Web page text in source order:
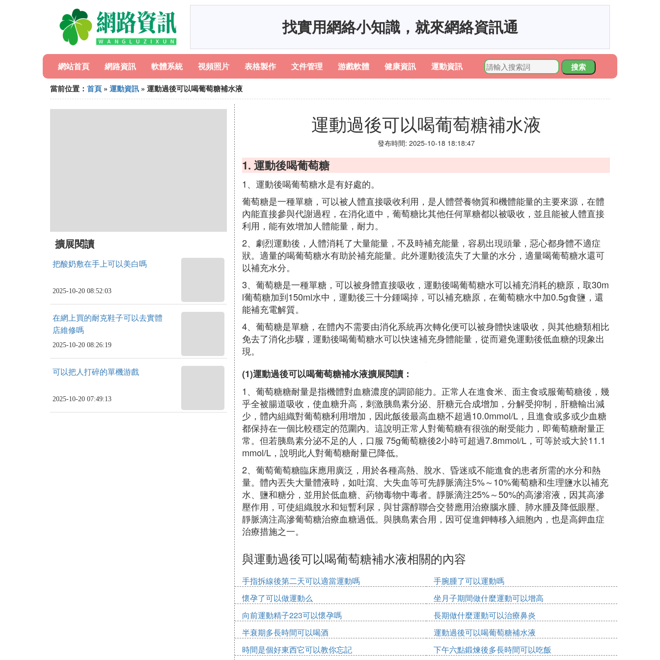
找實用網絡小知識，就來網絡資訊通
網站首頁 網路資訊 軟體系統 視頻照片 表格製作 文件管理 游戲軟體 健康資訊 運動資訊
搜索
當前位置： 首頁 » 運動資訊 » 運動過後可以喝葡萄糖補水液
擴展閱讀
把酸奶敷在手上可以美白嗎
2025-10-20 08:52:03
在網上買的耐克鞋子可以去實體
店維修嗎
2025-10-20 08:26:19
可以把人打碎的單機游戲
2025-10-20 07:49:13
運動過後可以喝葡萄糖補水液
發布時間: 2025-10-18 18:18:47
1. 運動後喝葡萄糖
1、運動後喝葡萄糖水是有好處的。
葡萄糖是一種單糖，可以被人體直接吸收利用，是人體營養物質和機體能量的主要來源，在體
內能直接參與代謝過程，在消化道中，葡萄糖比其他任何單糖都以被吸收，並且能被人體直接
利用，能有效增加人體能量，耐力。
2、劇烈運動後，人體消耗了大量能量，不及時補充能量，容易出現頭暈，惡心都身體不適症
狀。適量的喝葡萄糖水有助於補充能量。此外運動後流失了大量的水分，適量喝葡萄糖水還可
以補充水分。
3、葡萄糖是一種單糖，可以被身體直接吸收，運動後喝葡萄糖水可以補充消耗的糖原，取30m
l葡萄糖加到150ml水中，運動後三十分鍾喝掉，可以補充糖原，在葡萄糖水中加0.5g食鹽，還
能補充電解質。
4、葡萄糖是單糖，在體內不需要由消化系統再次轉化便可以被身體快速吸收，與其他糖類相比
免去了消化步驟，運動後喝葡萄糖水可以快速補充身體能量，從而避免運動後低血糖的現象出
現。
(1)運動過後可以喝葡萄糖補水液擴展閱讀：
1、葡萄糖糖耐量是指機體對血糖濃度的調節能力。正常人在進食米、面主食或服葡萄糖後，幾
乎全被腸道吸收，使血糖升高，刺激胰島素分泌、肝糖元合成增加，分解受抑制，肝糖輸出減
少，體內組織對葡萄糖利用增加，因此飯後最高血糖不超過10.0mmol/L，且進食或多或少血糖
都保持在一個比較穩定的范圍內。這說明正常人對葡萄糖有很強的耐受能力，即葡萄糖耐量正
常。但若胰島素分泌不足的人，口服 75g葡萄糖後2小時可超過7.8mmol/L，可等於或大於11.1
mmol/L，說明此人對葡萄糖耐量已降低。
2、葡萄葡萄糖臨床應用廣泛，用於各種高熱、脫水、昏迷或不能進食的患者所需的水分和熱
量。體內丟失大量體液時，如吐瀉、大失血等可先靜脈滴注5%～10%葡萄糖和生理鹽水以補充
水、鹽和糖分，並用於低血糖、葯物毒物中毒者。靜脈滴注25%～50%的高滲溶液，因其高滲
壓作用，可使組織脫水和短暫利尿，與甘露醇聯合交替應用治療腦水腫、肺水腫及降低眼壓。
靜脈滴注高滲葡萄糖治療血糖過低。與胰島素合用，因可促進鉀轉移入細胞內，也是高鉀血症
治療措施之一。
與運動過後可以喝葡萄糖補水液相關的內容
手指拆線後第二天可以適當運動嗎
手腕腫了可以運動嗎
懷孕了可以做運動么
坐月子期間做什麼運動可以增高
向前運動精子223可以懷孕嗎
長期做什麼運動可以治療鼻炎
半衰期多長時間可以喝酒
運動過後可以喝葡萄糖補水液
時間是個好東西它可以教你忘記
下午六點鍛煉後多長時間可以吃飯